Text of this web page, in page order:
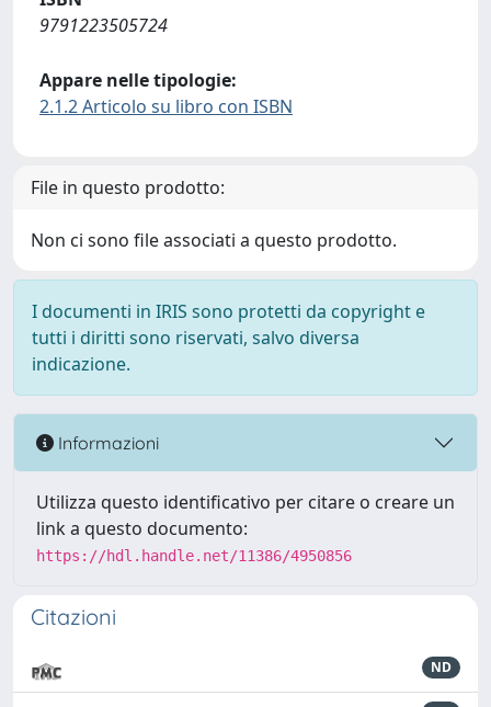
9791223505724
Appare nelle tipologie:
2.1.2 Articolo su libro con ISBN
File in questo prodotto:
Non ci sono file associati a questo prodotto.
I documenti in IRIS sono protetti da copyright e
tutti i diritti sono riservati, salvo diversa
indicazione.
Informazioni
Utilizza questo identificativo per citare o creare un
link a questo documento:
https://hdl.handle.net/11386/4950856
Citazioni
ND